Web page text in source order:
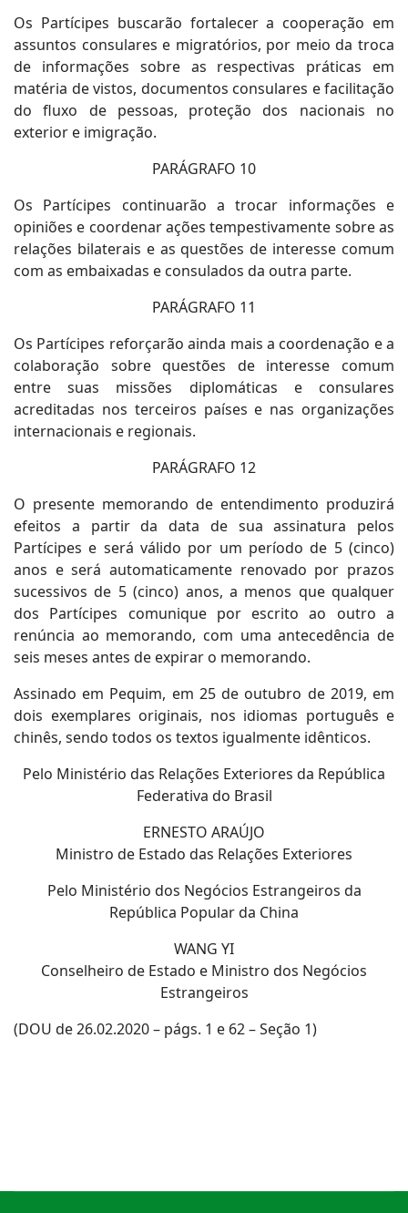
Os Partícipes buscarão fortalecer a cooperação em
assuntos consulares e migratórios, por meio da troca
de informações sobre as respectivas práticas em
matéria de vistos, documentos consulares e facilitação
do fluxo de pessoas, proteção dos nacionais no
exterior e imigração.
PARÁGRAFO 10
Os Partícipes continuarão a trocar informações e
opiniões e coordenar ações tempestivamente sobre as
relações bilaterais e as questões de interesse comum
com as embaixadas e consulados da outra parte.
PARÁGRAFO 11
Os Partícipes reforçarão ainda mais a coordenação e a
colaboração sobre questões de interesse comum
entre suas missões diplomáticas e consulares
acreditadas nos terceiros países e nas organizações
internacionais e regionais.
PARÁGRAFO 12
O presente memorando de entendimento produzirá
efeitos a partir da data de sua assinatura pelos
Partícipes e será válido por um período de 5 (cinco)
anos e será automaticamente renovado por prazos
sucessivos de 5 (cinco) anos, a menos que qualquer
dos Partícipes comunique por escrito ao outro a
renúncia ao memorando, com uma antecedência de
seis meses antes de expirar o memorando.
Assinado em Pequim, em 25 de outubro de 2019, em
dois exemplares originais, nos idiomas português e
chinês, sendo todos os textos igualmente idênticos.
Pelo Ministério das Relações Exteriores da República
Federativa do Brasil
ERNESTO ARAÚJO
Ministro de Estado das Relações Exteriores
Pelo Ministério dos Negócios Estrangeiros da
República Popular da China
WANG YI
Conselheiro de Estado e Ministro dos Negócios
Estrangeiros
(DOU de 26.02.2020 – págs. 1 e 62 – Seção 1)